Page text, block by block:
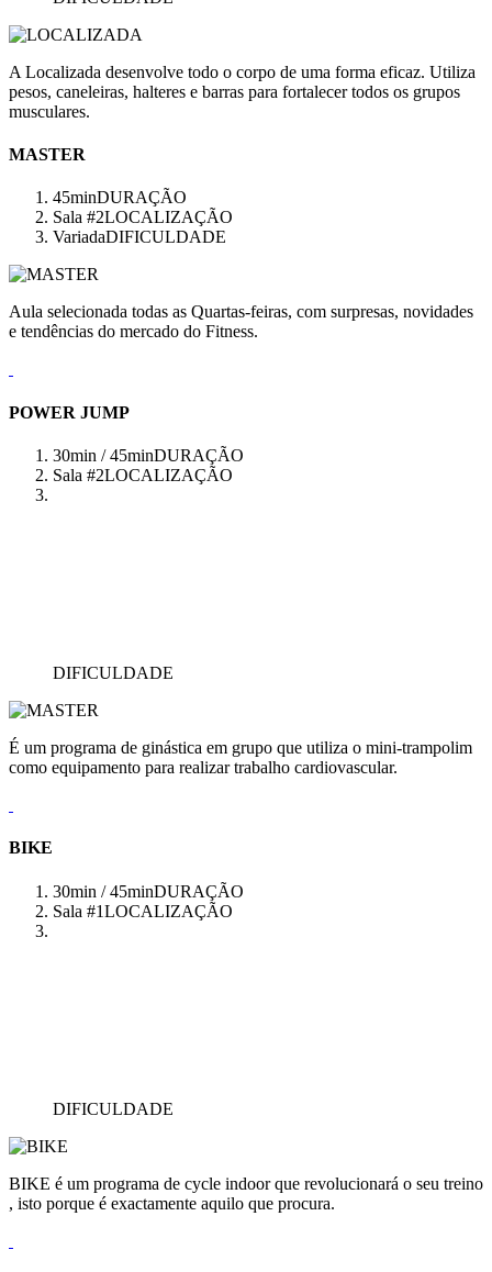
A Localizada desenvolve todo o corpo de uma forma eficaz. Utiliza
pesos, caneleiras, halteres e barras para fortalecer todos os grupos
musculares.
MASTER
45minDURAÇÃO
Sala #2LOCALIZAÇÃO
VariadaDIFICULDADE
Aula selecionada todas as Quartas-feiras, com surpresas, novidades
e tendências do mercado do Fitness.
POWER JUMP
30min / 45minDURAÇÃO
Sala #2LOCALIZAÇÃO
DIFICULDADE
É um programa de ginástica em grupo que utiliza o mini-trampolim
como equipamento para realizar trabalho cardiovascular.
BIKE
30min / 45minDURAÇÃO
Sala #1LOCALIZAÇÃO
DIFICULDADE
BIKE é um programa de cycle indoor que revolucionará o seu treino
, isto porque é exactamente aquilo que procura.